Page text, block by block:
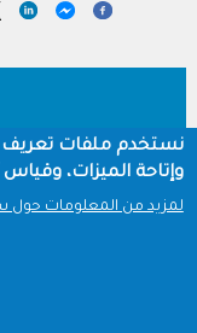
نستخدم ملفات تعريف
وإتاحة الميزات، وقياس
لمزيد من المعلومات حول